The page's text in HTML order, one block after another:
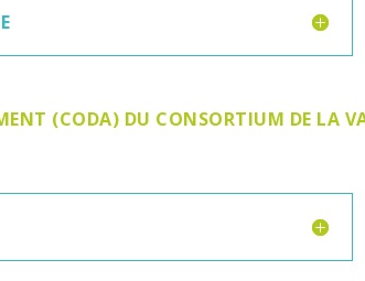
(CODA) DU CONSORTIUM DE LA